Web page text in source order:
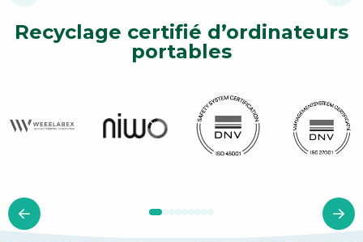
Matériel
Informatique
Recyclage certifié d’ordinateurs
portables